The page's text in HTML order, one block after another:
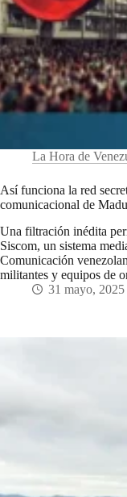
La Hora de
Así funciona la red
comunicacional de
Una filtración inédita
Siscom, un sistema
Comunicación
militantes y equipos de
31 mayo, 2025